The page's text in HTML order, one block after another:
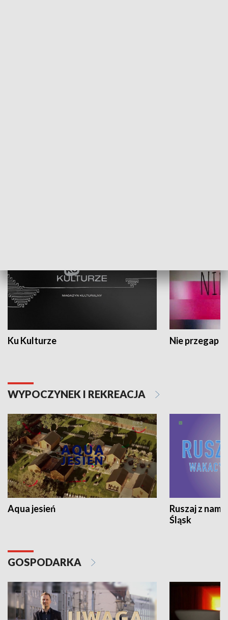
Ku Kulturze Nie przegap
WYPOCZYNEK I REKREACJA
Aqua jesień
Ruszaj z
Śląsk
GOSPODARKA